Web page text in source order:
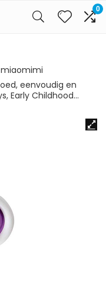
0
miaomimi
eenvoudig en
Early Childhood…